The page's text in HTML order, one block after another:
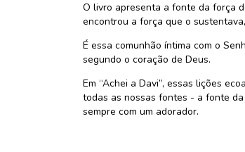
O livro apresenta a fonte da força
encontrou a força que o
É essa comunhão íntima com o
segundo o coração de Deus.
Em “Achei a Davi”, essas lições
todas as nossas fontes - a fonte
sempre com um adorador.